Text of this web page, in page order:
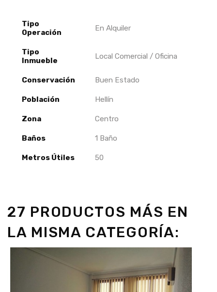
Tipo
Operación
En Alquiler
Tipo
Inmueble
Local Comercial / Oficina
Conservación Buen Estado
Población Hellín
Zona Centro
Baños 1 Baño
Metros Útiles 50
27 PRODUCTOS MÁS EN
LA MISMA CATEGORÍA: